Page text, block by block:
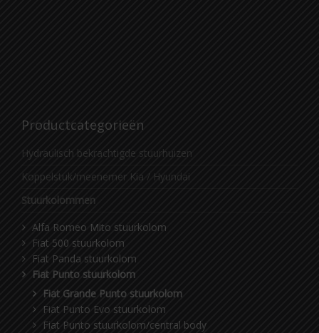
Productcategorieën
Hydraulisch bekrachtigde stuurhuizen
Koppelstuk/meenemer Kia / Hyundai
Stuurkolommen
Alfa Romeo Mito stuurkolom
Fiat 500 stuurkolom
Fiat Panda stuurkolom
Fiat Punto stuurkolom
Fiat Grande Punto stuurkolom
Fiat Punto Evo stuurkolom
Fiat Punto stuurkolom/central body